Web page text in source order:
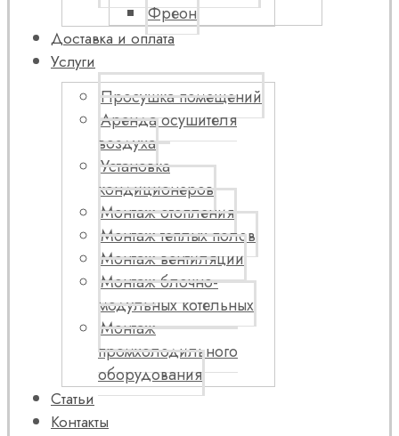
Фреон
Доставка и оплата
Услуги
Просушка помещений
Аренда осушителя
воздуха
Установка
кондиционеров
Монтаж отопления
Монтаж теплых полов
Монтаж вентиляции
Монтаж блочно-
модульных котельных
Монтаж
промхолодильного
оборудования
Статьи
Контакты